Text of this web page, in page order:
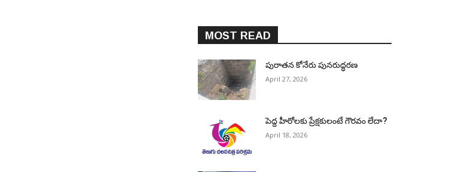
MOST READ
పురాత‌న కోనేరు పున‌రుద్ధ‌ర‌ణ
April 27, 2026
పెద్ద హీరోల‌కు ప్రేక్ష‌కులంటే గౌర‌వం లేదా?
April 18, 2026